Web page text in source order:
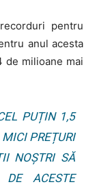
pentru
anul acesta
de milioane mai
PUȚIN 1,5
PREȚURI
NOȘTRI SĂ
ACESTE